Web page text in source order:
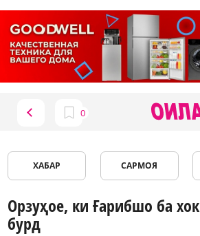
ХАБАР САРМОЯ
Орзуҳое, ки Ғарибшо ба хок
бурд